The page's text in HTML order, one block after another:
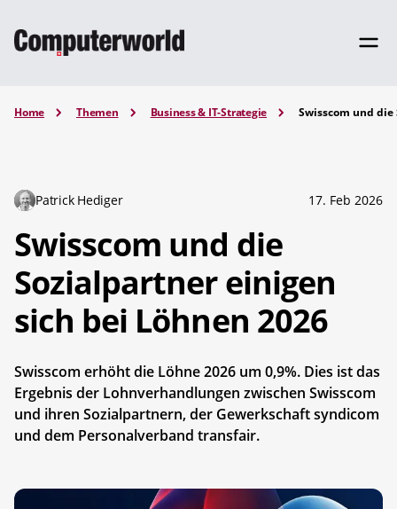
Home Themen Business & IT-Strategie Swisscom und
Patrick Hediger 17. Feb 2026
Swisscom und die
Sozialpartner einigen
sich bei Löhnen 2026
Swisscom erhöht die Löhne 2026 um 0,9%. Dies ist das
Ergebnis der Lohnverhandlungen zwischen Swisscom
und ihren Sozialpartnern, der Gewerkschaft syndicom
und dem Personalverband transfair.